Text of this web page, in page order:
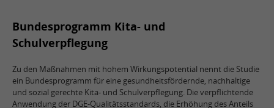
Bundesprogramm Kita- und
Schulverpflegung
Zu den Maßnahmen mit hohem Wirkungspotential nennt die Studie
ein Bundesprogramm für eine gesundheitsfördernde, nachhaltige
und sozial gerechte Kita- und Schul­verpflegung. Die verpflichtende
Anwendung der DGE-Qualitätsstandards, die Erhöhung des Anteils